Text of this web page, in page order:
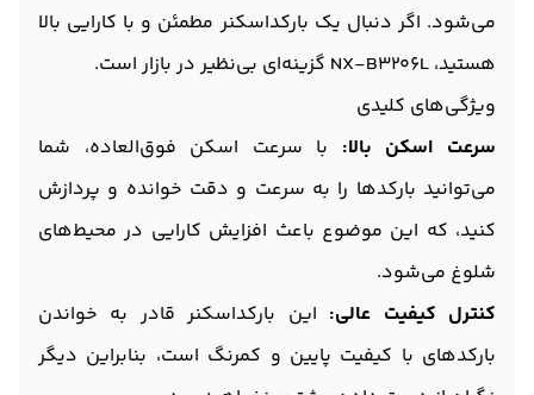
می‌شود. اگر دنبال یک بارکداسکنر مطمئن و با کارایی بالا
هستید، NX-B3206L گزینه‌ای بی‌نظیر در بازار است.
ویژگی‌های کلیدی
سرعت اسکن بالا: با سرعت اسکن فوق‌العاده، شما
می‌توانید بارکدها را به سرعت و دقت خوانده و پردازش
کنید، که این موضوع باعث افزایش کارایی در محیط‌های
شلوغ می‌شود.
کنترل کیفیت عالی: این بارکداسکنر قادر به خواندن
بارکدهای با کیفیت پایین و کمرنگ است، بنابراین دیگر